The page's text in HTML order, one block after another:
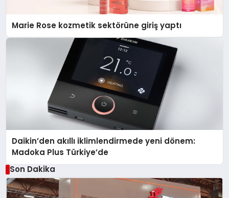
Marie Rose kozmetik sektörüne giriş yaptı
Daikin’den akıllı iklimlendirmede yeni dönem:
Madoka Plus Türkiye’de
Son Dakika